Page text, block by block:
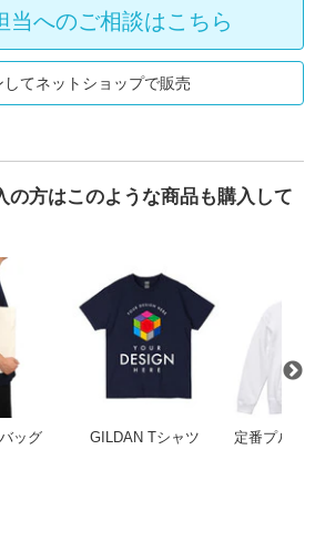
当へのご相談はこちら
してネットショップで販売
の方はこのような商品も購入して
】GILDAN ジャパンフィット長袖Tシャツ
ッグ
定番トートバッグ
GILDAN Tシャツ
定番プルオ